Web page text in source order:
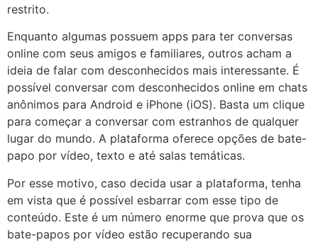
restrito.
Enquanto algumas possuem apps para ter conversas
online com seus amigos e familiares, outros acham a
ideia de falar com desconhecidos mais interessante. É
possível conversar com desconhecidos online em chats
anônimos para Android e iPhone (iOS). Basta um clique
para começar a conversar com estranhos de qualquer
lugar do mundo. A plataforma oferece opções de bate-
papo por vídeo, texto e até salas temáticas.
Por esse motivo, caso decida usar a plataforma, tenha
em vista que é possível esbarrar com esse tipo de
conteúdo. Este é um número enorme que prova que os
bate-papos por vídeo estão recuperando sua